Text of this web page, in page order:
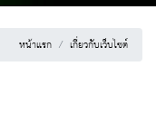
หน้าแรก เกี่ยวกับเว็บไซต์